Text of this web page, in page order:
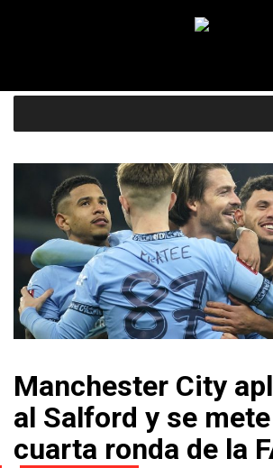
Manchester City
al Salford y se
cuarta ronda de la